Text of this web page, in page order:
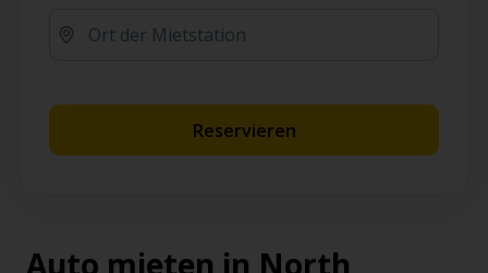
Reservieren
Auto mieten in North